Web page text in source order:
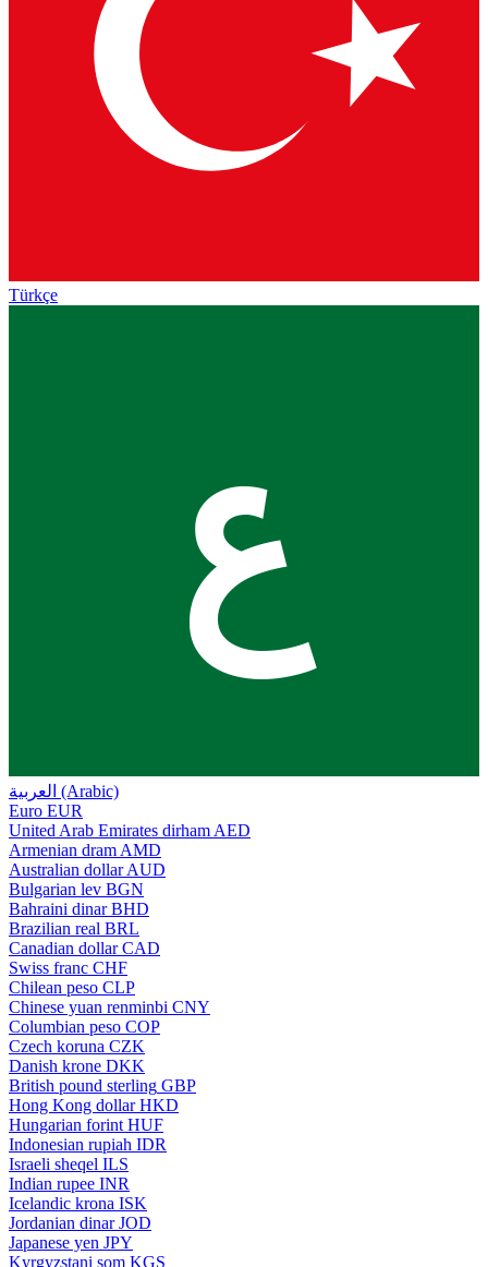
Türkçe
ع
العربية (Arabic)
Euro EUR
United Arab Emirates dirham AED
Armenian dram AMD
Australian dollar AUD
Bulgarian lev BGN
Bahraini dinar BHD
Brazilian real BRL
Canadian dollar CAD
Swiss franc CHF
Chilean peso CLP
Chinese yuan renminbi CNY
Columbian peso COP
Czech koruna CZK
Danish krone DKK
British pound sterling GBP
Hong Kong dollar HKD
Hungarian forint HUF
Indonesian rupiah IDR
Israeli sheqel ILS
Indian rupee INR
Icelandic krona ISK
Jordanian dinar JOD
Japanese yen JPY
Kyrgyzstani som KGS